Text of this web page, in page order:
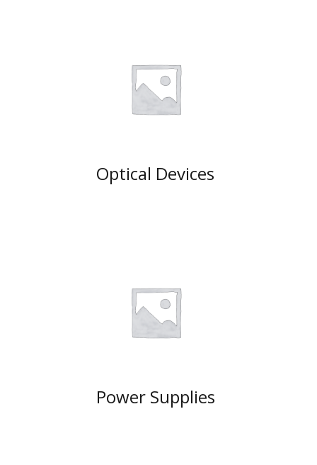
Optical Devices
Power Supplies